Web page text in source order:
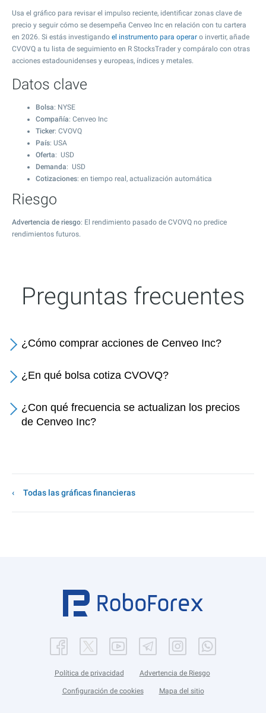
Usa el gráfico para revisar el impulso reciente, identificar zonas clave de
precio y seguir cómo se desempeña Cenveo Inc en relación con tu cartera
en 2026. Si estás investigando el instrumento para operar o invertir, añade
CVOVQ a tu lista de seguimiento en R StocksTrader y compáralo con otras
acciones estadounidenses y europeas, índices y metales.
Datos clave
Bolsa: NYSE
Compañía: Cenveo Inc
Ticker: CVOVQ
País: USA
Oferta: USD
Demanda: USD
Cotizaciones: en tiempo real, actualización automática
Riesgo
Advertencia de riesgo: El rendimiento pasado de CVOVQ no predice
rendimientos futuros.
Preguntas frecuentes
¿Cómo comprar acciones de Cenveo Inc?
¿En qué bolsa cotiza CVOVQ?
¿Con qué frecuencia se actualizan los precios
de Cenveo Inc?
Todas las gráficas financieras
Política de privacidad Advertencia de Riesgo
Configuración de cookies Mapa del sitio